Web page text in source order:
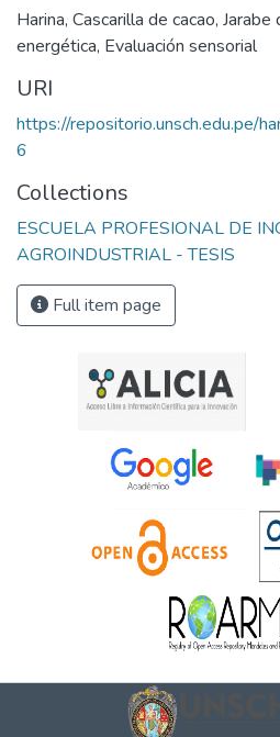
Harina, Cascarilla de cacao, Jarabe
energética, Evaluación sensorial
URI
https://repositorio.unsch.edu.pe/
6
Collections
ESCUELA PROFESIONAL DE
AGROINDUSTRIAL - TESIS
Full item page